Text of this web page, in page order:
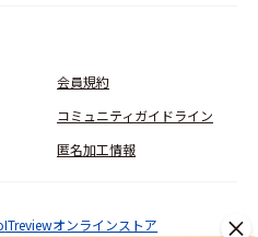
会員規約
コミュニティガイドライン
匿名加工情報
ITreviewオンラインストア